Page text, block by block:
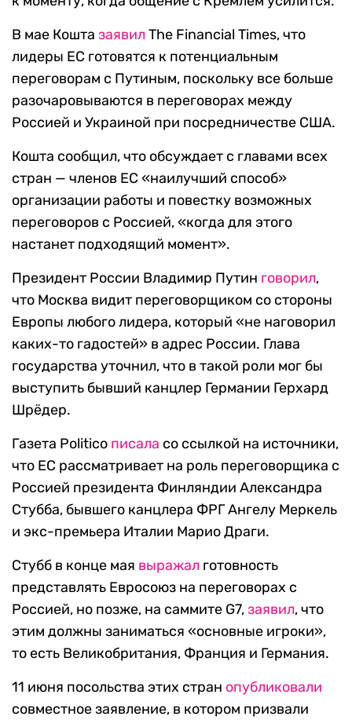
В мае Кошта заявил The Financial Times, что
лидеры ЕС готовятся к потенциальным
переговорам с Путиным, поскольку все больше
разочаровываются в переговорах между
Россией и Украиной при посредничестве США.
Кошта сообщил, что обсуждает с главами всех
стран — членов ЕС «наилучший способ»
организации работы и повестку возможных
переговоров с Россией, «когда для этого
настанет подходящий момент».
Президент России Владимир Путин говорил,
что Москва видит переговорщиком со стороны
Европы любого лидера, который «не наговорил
каких-то гадостей» в адрес России. Глава
государства уточнил, что в такой роли мог бы
выступить бывший канцлер Германии Герхард
Шрёдер.
Газета Politico писала со ссылкой на источники,
что ЕС рассматривает на роль переговорщика с
Россией президента Финляндии Александра
Стубба, бывшего канцлера ФРГ Ангелу Меркель
и экс-премьера Италии Марио Драги.
Стубб в конце мая выражал готовность
представлять Евросоюз на переговорах с
Россией, но позже, на саммите G7,заявил, что
этим должны заниматься «основные игроки»,
то есть Великобритания, Франция и Германия.
11 июня посольства этих стран опубликовали
совместное заявление, в котором призвали